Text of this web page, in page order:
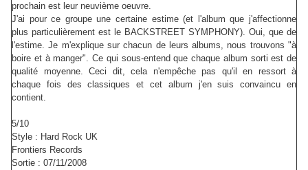
prochain est leur neuvième oeuvre.
J'ai pour ce groupe une certaine estime (et l'album que j'affectionne
plus particulièrement est le BACKSTREET SYMPHONY). Oui, que de
l'estime. Je m'explique sur chacun de leurs albums, nous trouvons "à
boire et à manger". Ce qui sous-entend que chaque album sorti est de
qualité moyenne. Ceci dit, cela n'empêche pas qu'il en ressort à
chaque fois des classiques et cet album j'en suis convaincu en
contient.
5/10
Style : Hard Rock UK
Frontiers Records
Sortie : 07/11/2008